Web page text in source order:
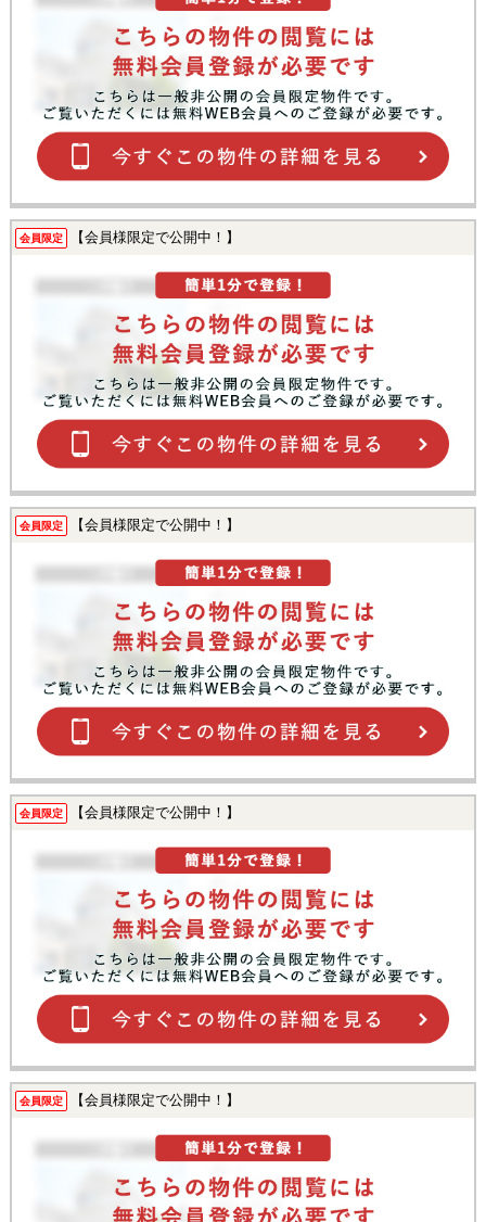
会員限定 【会員様限定で公開中！】
会員限定 【会員様限定で公開中！】
会員限定 【会員様限定で公開中！】
会員限定 【会員様限定で公開中！】